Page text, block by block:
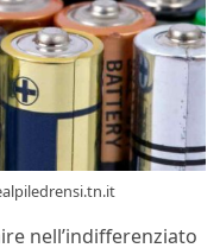
nell’indifferenziato